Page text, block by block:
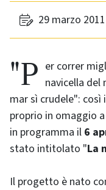
29 marzo 2011
"Per correr miglior acque alza le vele omai la navicella del
mar sì crudele": così
proprio in omaggio a
in programma il 6
stato intitolato "La
Il progetto è nato